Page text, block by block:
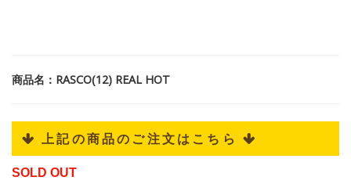
商品名：RASCO(12) REAL HOT
 上記の商品のご注文はこちら 
SOLD OUT